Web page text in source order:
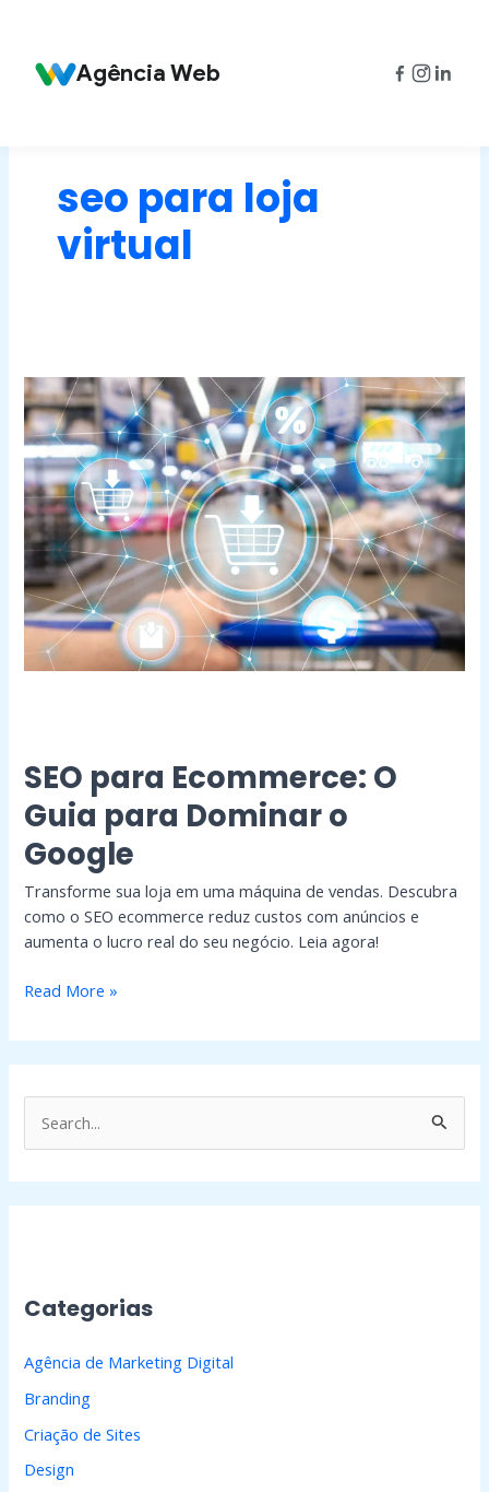
conteúdo Agência Web
seo para loja
virtual
SEO para Ecommerce: O
Guia para Dominar o
Google
Transforme sua loja em uma máquina de vendas. Descubra
como o SEO ecommerce reduz custos com anúncios e
aumenta o lucro real do seu negócio. Leia agora!
para
Ecommerce:
O
Guia
para
Dominar
o
Google
Read More »
e
s
s
p
o
r
Categorias
Agência de Marketing Digital
Branding
Criação de Sites
Design